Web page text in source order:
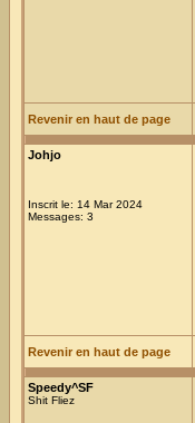
Revenir en haut de page
Johjo
Inscrit le: 14 Mar 2024
Messages: 3
Revenir en haut de page
Speedy^SF
Shit Fliez